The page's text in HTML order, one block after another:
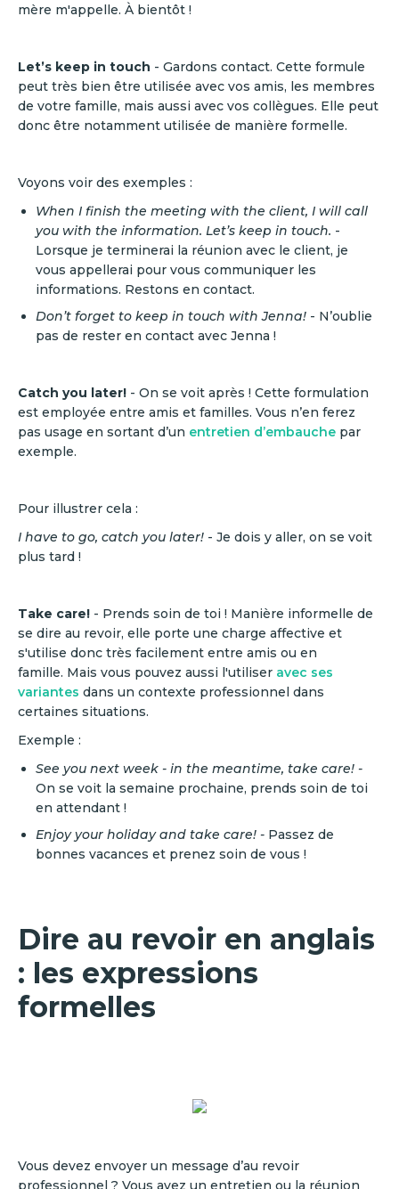
mère m'appelle. À bientôt !
Let’s keep in touch - Gardons contact. Cette formule
peut très bien être utilisée avec vos amis, les membres
de votre famille, mais aussi avec vos collègues. Elle peut
donc être notamment utilisée de manière formelle.
Voyons voir des exemples :
When I finish the meeting with the client, I will call
you with the information. Let’s keep in touch. -
Lorsque je terminerai la réunion avec le client, je
vous appellerai pour vous communiquer les
informations. Restons en contact.
Don’t forget to keep in touch with Jenna! - N’oublie
pas de rester en contact avec Jenna !
Catch you later! - On se voit après ! Cette formulation
est employée entre amis et familles. Vous n’en ferez
pas usage en sortant d’un entretien d’embauche par
exemple.
Pour illustrer cela :
I have to go, catch you later! - Je dois y aller, on se voit
plus tard !
Take care! - Prends soin de toi ! Manière informelle de
se dire au revoir, elle porte une charge affective et
s'utilise donc très facilement entre amis ou en
famille. Mais vous pouvez aussi l'utiliser avec ses
variantes dans un contexte professionnel dans
certaines situations.
Exemple :
See you next week - in the meantime, take care! -
On se voit la semaine prochaine, prends soin de toi
en attendant !
Enjoy your holiday and take care! - Passez de
bonnes vacances et prenez soin de vous !
Dire au revoir en anglais
: les expressions
formelles
Vous devez envoyer un message d’au revoir
professionnel ? Vous avez un entretien ou la réunion